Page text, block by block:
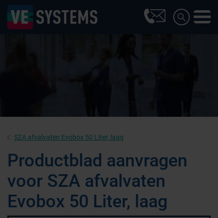
SZA afvalvaten Evobox 50 Liter, laag
Productblad aanvragen
voor SZA afvalvaten
Evobox 50 Liter, laag
Farmaceutische industrie